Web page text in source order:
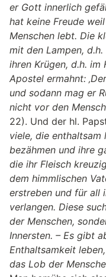
er Gott innerlich
hat keine Freude
Menschen lebt. Die
mit den Lampen,
ihren Krügen, d.h. im
Apostel ermahnt:
und sodann mag er
nicht vor den
22). Und der hl.
viele, die enthaltsam
bezähmen und ihre
die ihr Fleisch
dem himmlischen
erstreben und für all
verlangen. Diese
der Menschen,
Innersten. – Es gibt
Enthaltsamkeit
das Lob der